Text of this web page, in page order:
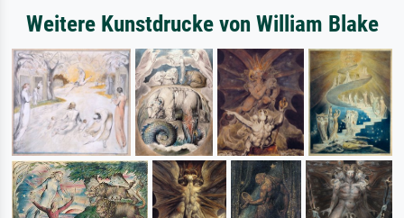
Weitere Kunstdrucke von William Blake